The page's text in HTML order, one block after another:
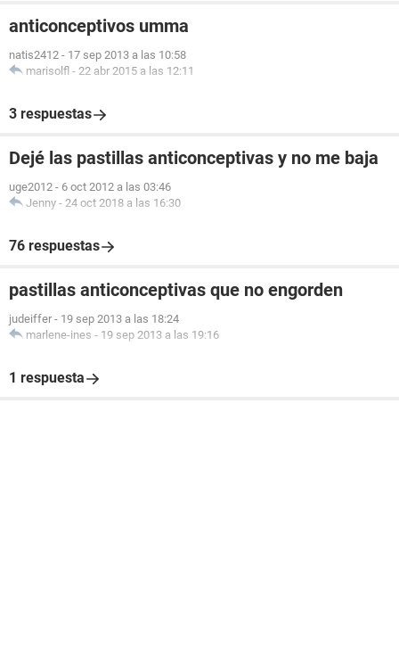
anticonceptivos umma
natis2412 - 17 sep 2013 a las 10:58
marisolfl - 22 abr 2015 a las 12:11
3 respuestas
Dejé las pastillas anticonceptivas y no me baja
uge2012 - 6 oct 2012 a las 03:46
Jenny - 24 oct 2018 a las 16:30
76 respuestas
pastillas anticonceptivas que no engorden
judeiffer - 19 sep 2013 a las 18:24
marlene-ines - 19 sep 2013 a las 19:16
1 respuesta